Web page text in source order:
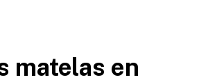
matelas en